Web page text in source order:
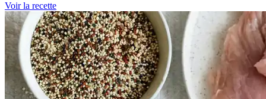
Voir la recette